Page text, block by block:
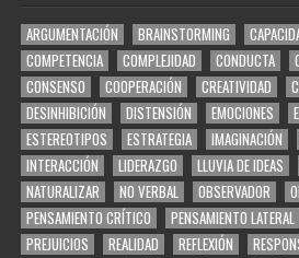
ARGUMENTACIÓN BRAINSTORMING
COMPETENCIA
COMPLEJIDAD CONDUCTA
CONSENSO
COOPERACIÓN CREATIVIDAD
DESINHIBICIÓN
DISTENSIÓN EMOCIONES
ESTEREOTIPOS
ESTRATEGIA IMAGINACIÓN
INTERACCIÓN
LIDERAZGO LLUVIA DE IDEAS
NATURALIZAR
NO VERBAL OBSERVADOR
PENSAMIENTO CRÍTICO
PENSAMIENTO LATERAL
PREJUICIOS
REALIDAD REFLEXIÓN